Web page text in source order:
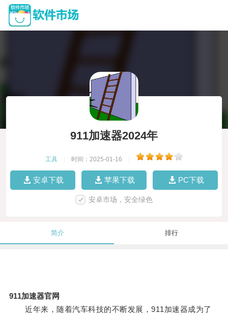
911加速器2024年
工具 时间：2025-01-16
安卓下载 苹果下载 PC下载
安卓市场，安全绿色
简介 排行
911加速器官网
近年来，随着汽车科技的不断发展，911加速器成为了